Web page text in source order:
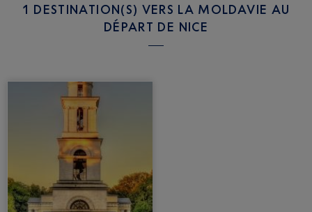
1 DESTINATION(S) VERS LA MOLDAVIE AU
DÉPART DE NICE